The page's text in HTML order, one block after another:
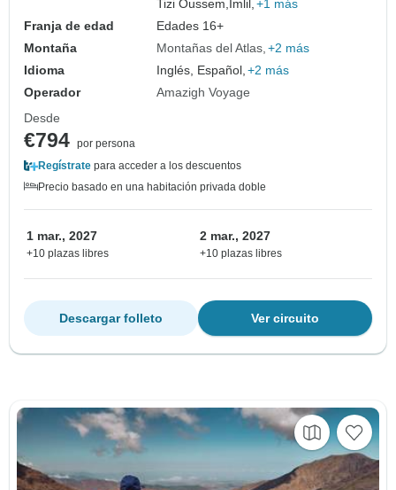
Tizi Oussem, Imlil, +1 más
Franja de edad
Edades 16+
Montaña
Montañas del Atlas +2 más
Idioma
Inglés, Español, +2 más
Operador
Amazigh Voyage
Desde
€794 por persona
Regístrate para acceder a los descuentos
Precio basado en una habitación privada doble
1 mar., 2027
+10 plazas libres
2 mar., 2027
+10 plazas libres
Ver circuito
Descargar folleto